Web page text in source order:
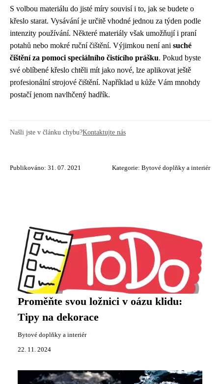
S volbou materiálu do jisté míry souvisí i to, jak se budete o
křeslo starat. Vysávání je určitě vhodné jednou za týden podle
intenzity používání. Některé materiály však umožňují i praní
potahů nebo mokré ruční čištění. Výjimkou není ani suché
čištění za pomoci speciálního čistícího prášku. Pokud byste
své oblíbené křeslo chtěli mít jako nové, lze aplikovat ještě
profesionální strojové čištění. Například u kůže Vám mnohdy
postačí jenom navlhčený hadřík.
Našli jste v článku chybu?Kontaktujte nás
Publikováno: 31. 07. 2021 Kategorie: Bytové doplňky a interiér
Proměňte svou ložnici v oázu klidu:
Tipy na dekorace
Bytové doplňky a interiér
22. 11. 2024